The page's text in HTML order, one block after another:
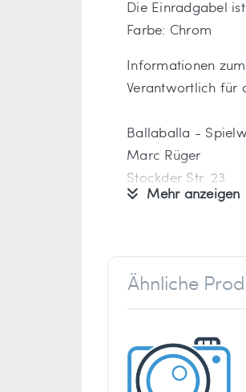
Die Einradgabel
Farbe: Chrom
Informationen
Verantwortlich für
Ballaballa -
Marc Rüger
Stockder Str. 23
42857 Remscheid
Mehr anzeigen
Ähnliche